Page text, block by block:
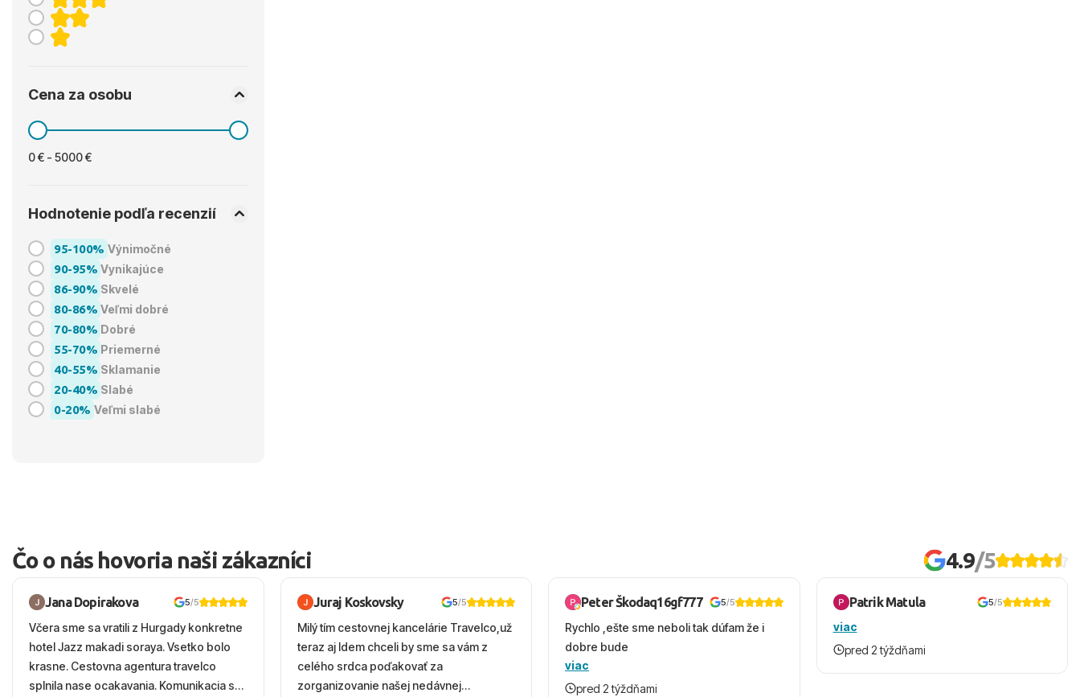
Cena za osobu
0 € - 5000 €
Hodnotenie podľa recenzií
95-100% Výnimočné
90-95% Vynikajúce
86-90% Skvelé
80-86% Veľmi dobré
70-80% Dobré
55-70% Priemerné
40-55% Sklamanie
20-40% Slabé
0-20% Veľmi slabé
Čo o nás hovoria naši zákazníci 4.9/5
Jana Dopirakova 5/5
Včera sme sa vratili z Hurgady konkretne
hotel Jazz makadi soraya. Vsetko bolo
krasne. Cestovna agentura travelco
splnila nase ocakavania. Komunikacia s
Juraj Koskovsky 5/5
Milý tím cestovnej kancelárie Travelco,už
teraz aj Idem chceli by sme sa vám z
celého srdca poďakovať za
zorganizovanie našej nedávnej
Peter Škodaq16gf777 5/5
Rychlo ,ešte sme neboli tak dúfam že i
dobre bude
viac
pred 2 týždňami
Patrik Matula 5/5
viac
pred 2 týždňami